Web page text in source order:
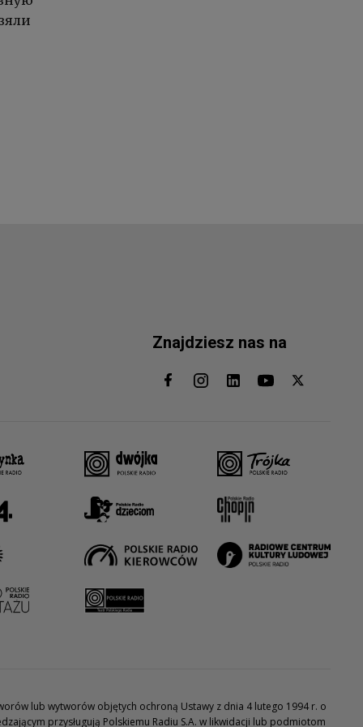
Znajdziesz nas na
lub wytworów objętych ochroną Ustawy z dnia 4 lutego 1994 r. o
przysługują Polskiemu Radiu S.A. w likwidacji lub podmiotom